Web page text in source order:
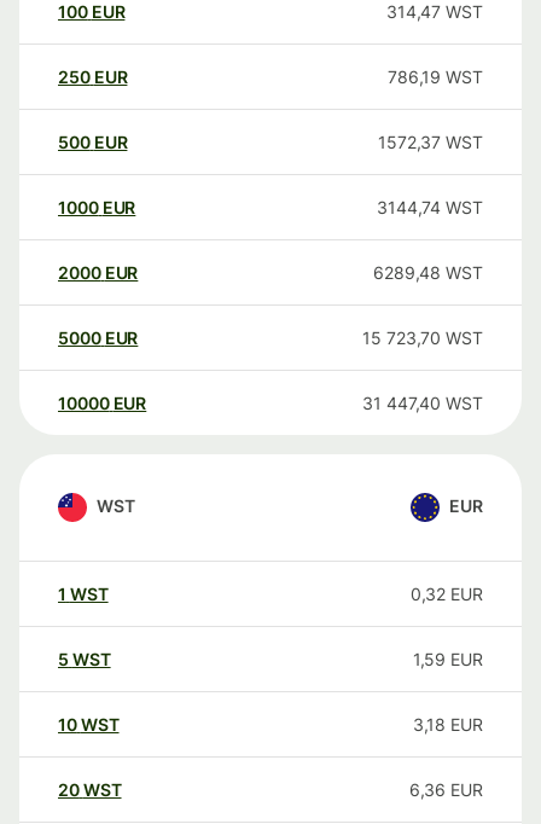
100 EUR 314,47 WST
250 EUR 786,19 WST
500 EUR 1572,37 WST
1000 EUR 3144,74 WST
2000 EUR 6289,48 WST
5000 EUR 15 723,70 WST
10000 EUR 31 447,40 WST
WST EUR
1 WST 0,32 EUR
5 WST 1,59 EUR
10WST 3,18 EUR
20WST 6,36 EUR